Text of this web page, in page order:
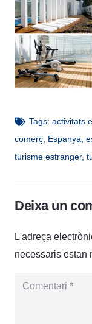
Tags: activitats
comerç Espanya
turisme estranger,
Deixa un
L'adreça
necessaris estan